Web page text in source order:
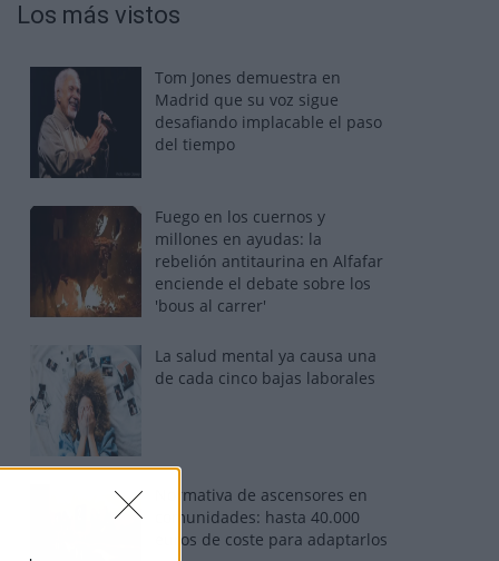
Los más vistos
Tom Jones demuestra en
Madrid que su voz sigue
desafiando implacable el paso
del tiempo
Fuego en los cuernos y
millones en ayudas: la
rebelión antitaurina en Alfafar
enciende el debate sobre los
'bous al carrer'
La salud mental ya causa una
de cada cinco bajas laborales
Normativa de ascensores en
comunidades: hasta 40.000
euros de coste para adaptarlos